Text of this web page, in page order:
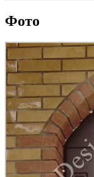
Фото